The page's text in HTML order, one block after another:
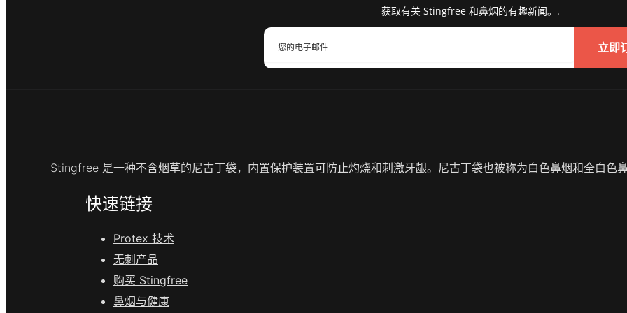
获取有关 Stingfree 和鼻烟的有趣新闻。.
立即
Stingfree 是一种不含烟草的尼古丁袋，内置保护装置可防止灼烧和刺激牙龈。尼古丁袋也被称为白色鼻烟和全白色
快速链接
Protex 技术
无刺产品
购买 Stingfree
鼻烟与健康